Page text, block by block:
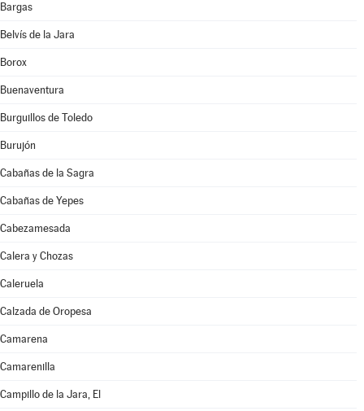
Bargas
Belvís de la Jara
Borox
Buenaventura
Burguillos de Toledo
Burujón
Cabañas de la Sagra
Cabañas de Yepes
Cabezamesada
Calera y Chozas
Caleruela
Calzada de Oropesa
Camarena
Camarenilla
Campillo de la Jara, El